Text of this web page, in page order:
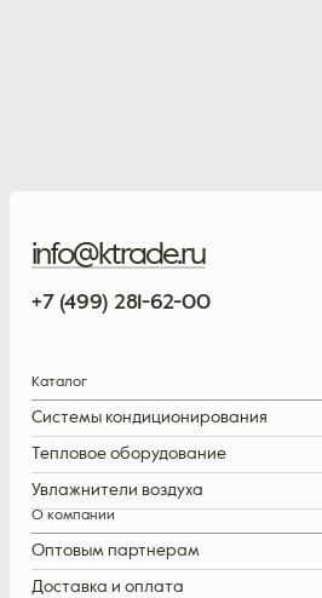
info@ktrade.ru
+7 (499) 281-62-00
Каталог
Системы кондиционирования
Тепловое оборудование
Увлажнители воздуха
О компании
Оптовым партнерам
Доставка и оплата